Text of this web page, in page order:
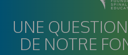
UNE
DE NOTRE